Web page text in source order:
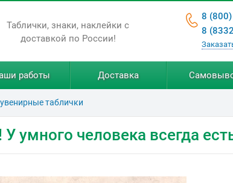
Таблички, знаки, наклейки с
доставкой по России!
8
8
работы Доставка
таблички
умного человека всегда